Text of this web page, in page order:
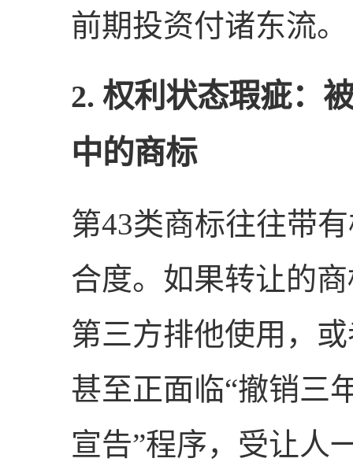
前期投资付诸东流。
2. 权利状态瑕疵：
中的商标
第43类商标往往带
合度。如果转让的
第三方排他使用，
甚至正面临“撤销三
宣告”程序，受让人